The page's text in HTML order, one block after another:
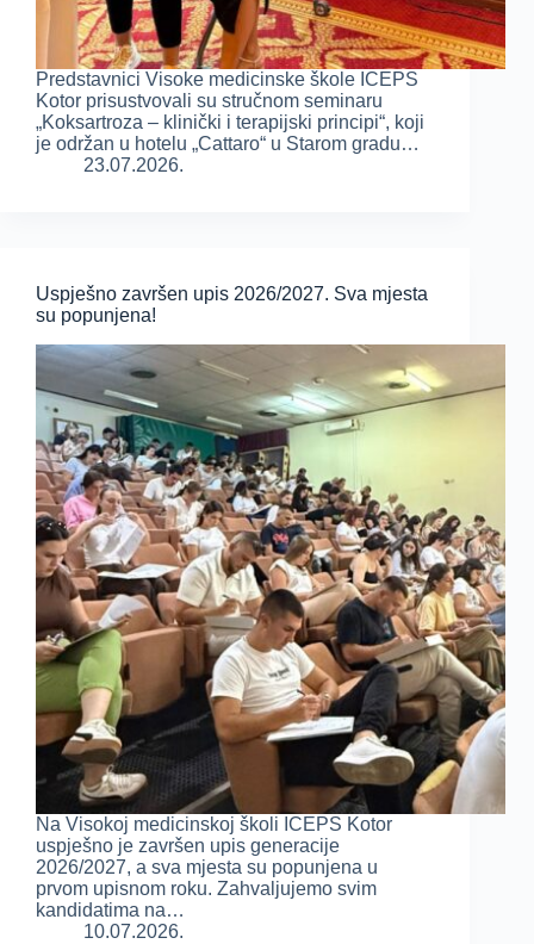
Predstavnici Visoke medicinske škole ICEPS
Kotor prisustvovali su stručnom seminaru
„Koksartroza – klinički i terapijski principi“, koji
je održan u hotelu „Cattaro“ u Starom gradu…
23.07.2026.
Uspješno završen upis 2026/2027. Sva mjesta
su popunjena!
Na Visokoj medicinskoj školi ICEPS Kotor
uspješno je završen upis generacije
2026/2027, a sva mjesta su popunjena u
prvom upisnom roku. Zahvaljujemo svim
kandidatima na…
10.07.2026.